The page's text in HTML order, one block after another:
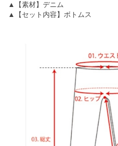
▲【素材】デニム
▲【セット内容】ボトムス